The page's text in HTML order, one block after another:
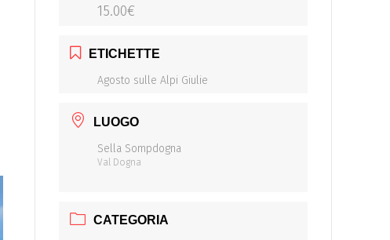
15.00€
ETICHETTE
Agosto sulle Alpi Giulie
LUOGO
Sella Sompdogna
Val Dogna
CATEGORIA